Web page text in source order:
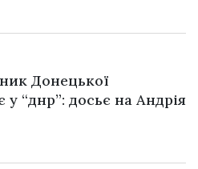
Донецької
“днр”: досьє на Андрія